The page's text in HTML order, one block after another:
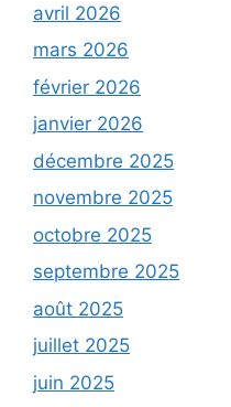
avril 2026
mars 2026
février 2026
janvier 2026
décembre 2025
novembre 2025
octobre 2025
septembre 2025
août 2025
juillet 2025
juin 2025